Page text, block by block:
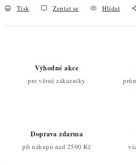
Tisk Zeptat se Hlídat
Výhodné akce
pro věrné zákazníky
Doprava zdarma
při nákupu nad 2500 Kč